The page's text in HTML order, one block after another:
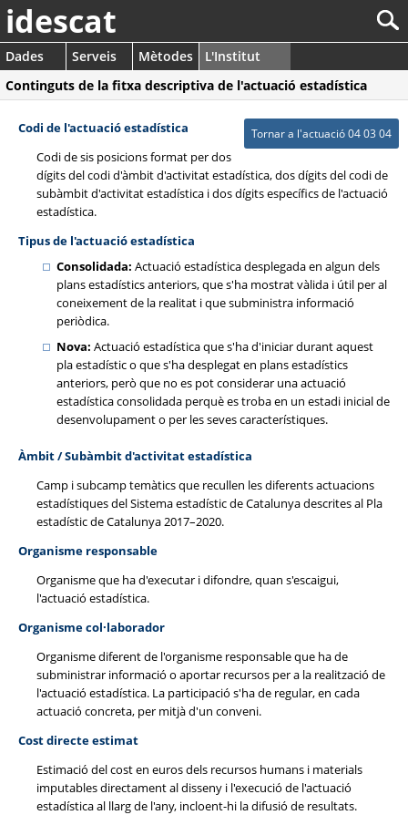
idescat
Dades Serveis Mètodes
L'Institut
Continguts de la fitxa descriptiva de l'actuació estadística
Tornar a l'actuació 04 03 04
Codi de l'actuació estadística
Codi de sis posicions format per dos
dígits del codi d'àmbit d'activitat estadística, dos dígits del codi de
subàmbit d'activitat estadística i dos dígits específics de l'actuació
estadística.
Tipus de l'actuació estadística
Consolidada: Actuació estadística desplegada en algun dels
plans estadístics anteriors, que s'ha mostrat vàlida i útil per al
coneixement de la realitat i que subministra informació
periòdica.
Nova: Actuació estadística que s'ha d'iniciar durant aquest
pla estadístic o que s'ha desplegat en plans estadístics
anteriors, però que no es pot considerar una actuació
estadística consolidada perquè es troba en un estadi inicial de
desenvolupament o per les seves característiques.
Àmbit / Subàmbit d'activitat estadística
Camp i subcamp temàtics que recullen les diferents actuacions
estadístiques del Sistema estadístic de Catalunya descrites al Pla
estadístic de Catalunya 2017–2020.
Organisme responsable
Organisme que ha d'executar i difondre, quan s'escaigui,
l'actuació estadística.
Organisme col·laborador
Organisme diferent de l'organisme responsable que ha de
subministrar informació o aportar recursos per a la realització de
l'actuació estadística. La participació s'ha de regular, en cada
actuació concreta, per mitjà d'un conveni.
Cost directe estimat
Estimació del cost en euros dels recursos humans i materials
imputables directament al disseny i l'execució de l'actuació
estadística al llarg de l'any, incloent-hi la difusió de resultats.